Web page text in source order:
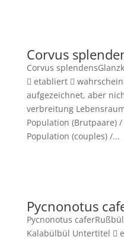
Corvus
Corvus
 etabliert 
aufgezeichnet, aber
verbreitung
Population (Brutpaare)
Population (couples) /...
Pycnonotus
Pycnonotus
Kalabülbül Untertitel 